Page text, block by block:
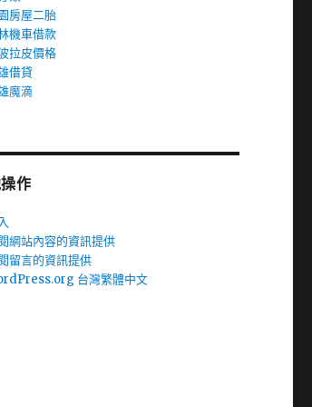
房屋二胎
機車借款
拉皮價格
借貸
魔滴
作
網站內容的資訊提供
留言的資訊提供
台灣繁體中文